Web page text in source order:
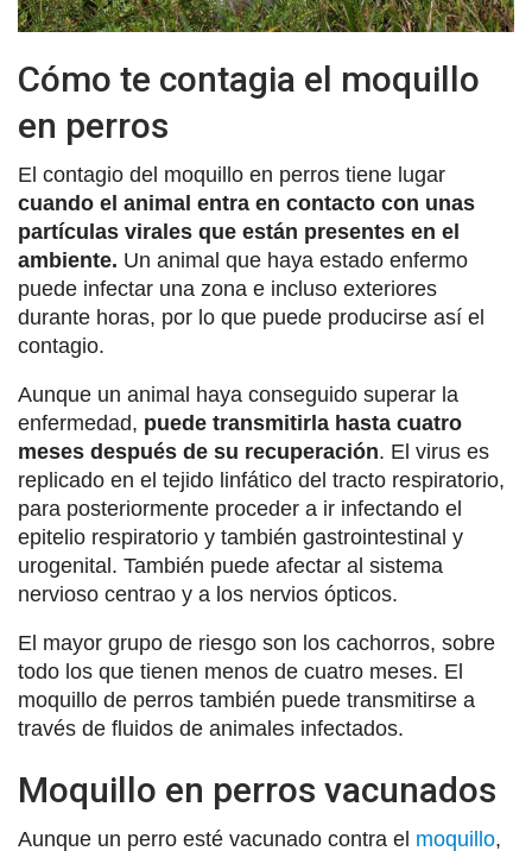
Cómo te contagia el moquillo
en perros
El contagio del moquillo en perros tiene lugar
cuando el animal entra en contacto con unas
partículas virales que están presentes en el
ambiente. Un animal que haya estado enfermo
puede infectar una zona e incluso exteriores
durante horas, por lo que puede producirse así el
contagio.
Aunque un animal haya conseguido superar la
enfermedad, puede transmitirla hasta cuatro
meses después de su recuperación. El virus es
replicado en el tejido linfático del tracto respiratorio,
para posteriormente proceder a ir infectando el
epitelio respiratorio y también gastrointestinal y
urogenital. También puede afectar al sistema
nervioso centrao y a los nervios ópticos.
El mayor grupo de riesgo son los cachorros, sobre
todo los que tienen menos de cuatro meses. El
moquillo de perros también puede transmitirse a
través de fluidos de animales infectados.
Moquillo en perros vacunados
Aunque un perro esté vacunado contra el moquillo,